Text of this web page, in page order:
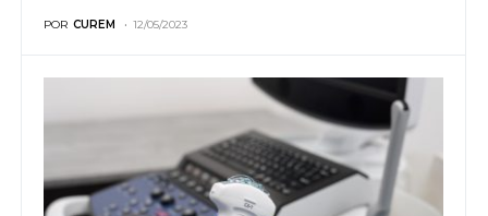
POR CUREM 12/05/2023